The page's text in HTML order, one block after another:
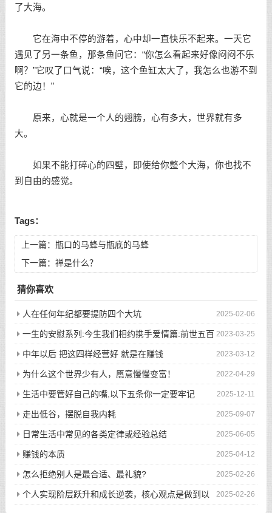
了大海。
它在海中不停的游着，心中却一直快乐不起来。一天它
遇见了另一条鱼，那条鱼问它：“你怎么看起来好像闷闷不乐
啊？”它叹了口气说：“唉，这个鱼缸太大了，我怎么也游不到
它的边！”
原来，心就是一个人的翅膀，心有多大，世界就有多
大。
如果不能打碎心的四壁，即使给你整个大海，你也找不
到自由的感觉。
Tags：
上一篇： 瓶口的马蜂与瓶底的马蜂
下一篇： 禅是什么？
猜你喜欢
2025-02-06
人在任何年纪都要提防四个大坑
2023-03-25
一生的安慰系列:今生我们相约携手爱情篇:前世五百
次的回眸才换来今生的相遇
2023-03-12
中年以后 把这四样经营好 就是在赚钱
2022-04-29
为什么这个世界少有人，愿意慢慢变富！
2025-12-11
生活中要管好自己的嘴,以下五条你一定要牢记
2025-09-07
走出低谷，摆脱自我内耗
2025-06-05
日常生活中常见的各类定律或经验总结
2025-04-12
赚钱的本质
2025-02-26
怎么拒绝别人是最合适、最礼貌?
2025-02-26
个人实现阶层跃升和成长逆袭，核心观点是做到以